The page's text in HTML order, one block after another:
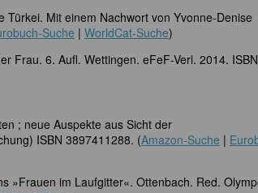
Mit einem Nachwort von Yvonne-Denise
Suche | WorldCat-Suche)
Frau. 6. Aufl. Wettingen. eFeF-Verl. 2014. ISBN
; neue Auspekte aus Sicht der
ISBN 3897411288. (Amazon-Suche |
»Frauen im Laufgitter«. Ottenbach. Red.